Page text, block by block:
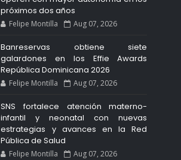
próximos dos años
Felipe Montilla Aug 07, 2026
Banreservas obtiene siete
galardones en los Effie Awards
República Dominicana 2026
Felipe Montilla Aug 07, 2026
SNS fortalece atención materno-
infantil y neonatal con nuevas
estrategias y avances en la Red
Pública de Salud
Felipe Montilla Aug 07, 2026